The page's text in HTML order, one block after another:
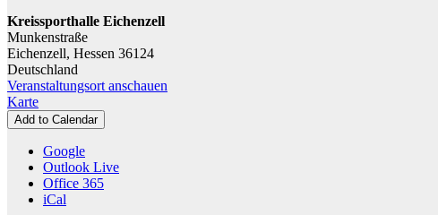
Kreissporthalle Eichenzell
Munkenstraße
Eichenzell, Hessen 36124
Deutschland
Veranstaltungsort anschauen
KarteKreissporthalle
Eichenzell
Add to Calendar
Google
Outlook Live
Office 365
iCal